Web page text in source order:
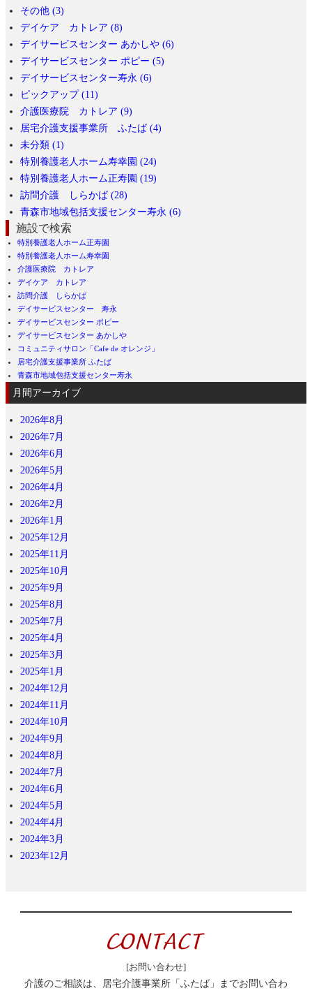
その他 (3)
デイケア カトレア (8)
デイサービスセンター あかしや (6)
デイサービスセンター ポピー (5)
デイサービスセンター寿永 (6)
ピックアップ (11)
介護医療院 カトレア (9)
居宅介護支援事業所 ふたば (4)
未分類 (1)
特別養護老人ホーム寿幸園 (24)
特別養護老人ホーム正寿園 (19)
訪問介護 しらかば (28)
青森市地域包括支援センター寿永 (6)
施設で検索
特別養護老人ホーム正寿園
特別養護老人ホーム寿幸園
介護医療院 カトレア
デイケア カトレア
訪問介護 しらかば
デイサービスセンター 寿永
デイサービスセンター ポピー
デイサービスセンター あかしや
コミュニティサロン「Cafe de オレンジ」
居宅介護支援事業所 ふたば
青森市地域包括支援センター寿永
月間アーカイブ
2026年8月
2026年7月
2026年6月
2026年5月
2026年4月
2026年2月
2026年1月
2025年12月
2025年11月
2025年10月
2025年9月
2025年8月
2025年7月
2025年4月
2025年3月
2025年1月
2024年12月
2024年11月
2024年10月
2024年9月
2024年8月
2024年7月
2024年6月
2024年5月
2024年4月
2024年3月
2023年12月
[お問い合わせ]
介護のご相談は、居宅介護事業所「ふたば」までお問い合わ